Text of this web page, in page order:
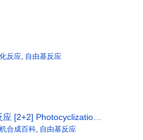
反应 自由基反应
应 [2+2] Photocyclizatio…
合成百科 自由基反应